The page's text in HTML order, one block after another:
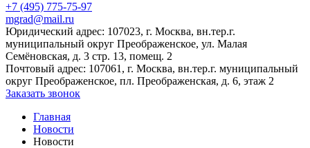
+7 (495) 775-75-97
mgrad@mail.ru
Юридический адрес: 107023, г. Москва, вн.тер.г.
муниципальный округ Преображенское, ул. Малая
Семёновская, д. 3 стр. 13, помещ. 2
Почтовый адрес: 107061, г. Москва, вн.тер.г. муниципальный
округ Преображенское, пл. Преображенская, д. 6, этаж 2
Заказать звонок
Главная
Новости
Новости